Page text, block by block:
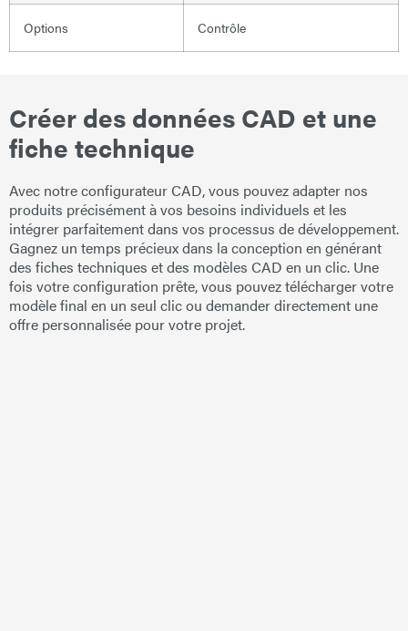
Options Contrôle
Créer des données CAD et une
fiche technique
Avec notre configurateur CAD, vous pouvez adapter nos
produits précisément à vos besoins individuels et les
intégrer parfaitement dans vos processus de développement.
Gagnez un temps précieux dans la conception en générant
des fiches techniques et des modèles CAD en un clic. Une
fois votre configuration prête, vous pouvez télécharger votre
modèle final en un seul clic ou demander directement une
offre personnalisée pour votre projet.